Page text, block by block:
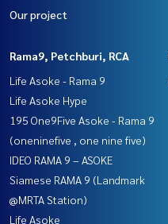
Our project
Rama9, Petchburi, RCA
Life Asoke - Rama 9
Life Asoke Hype
195 One9Five Asoke - Rama 9
(oneninefive , one nine five)
IDEO RAMA 9 – ASOKE
Siamese RAMA 9 (Landmark
@MRTA Station)
Life Asoke